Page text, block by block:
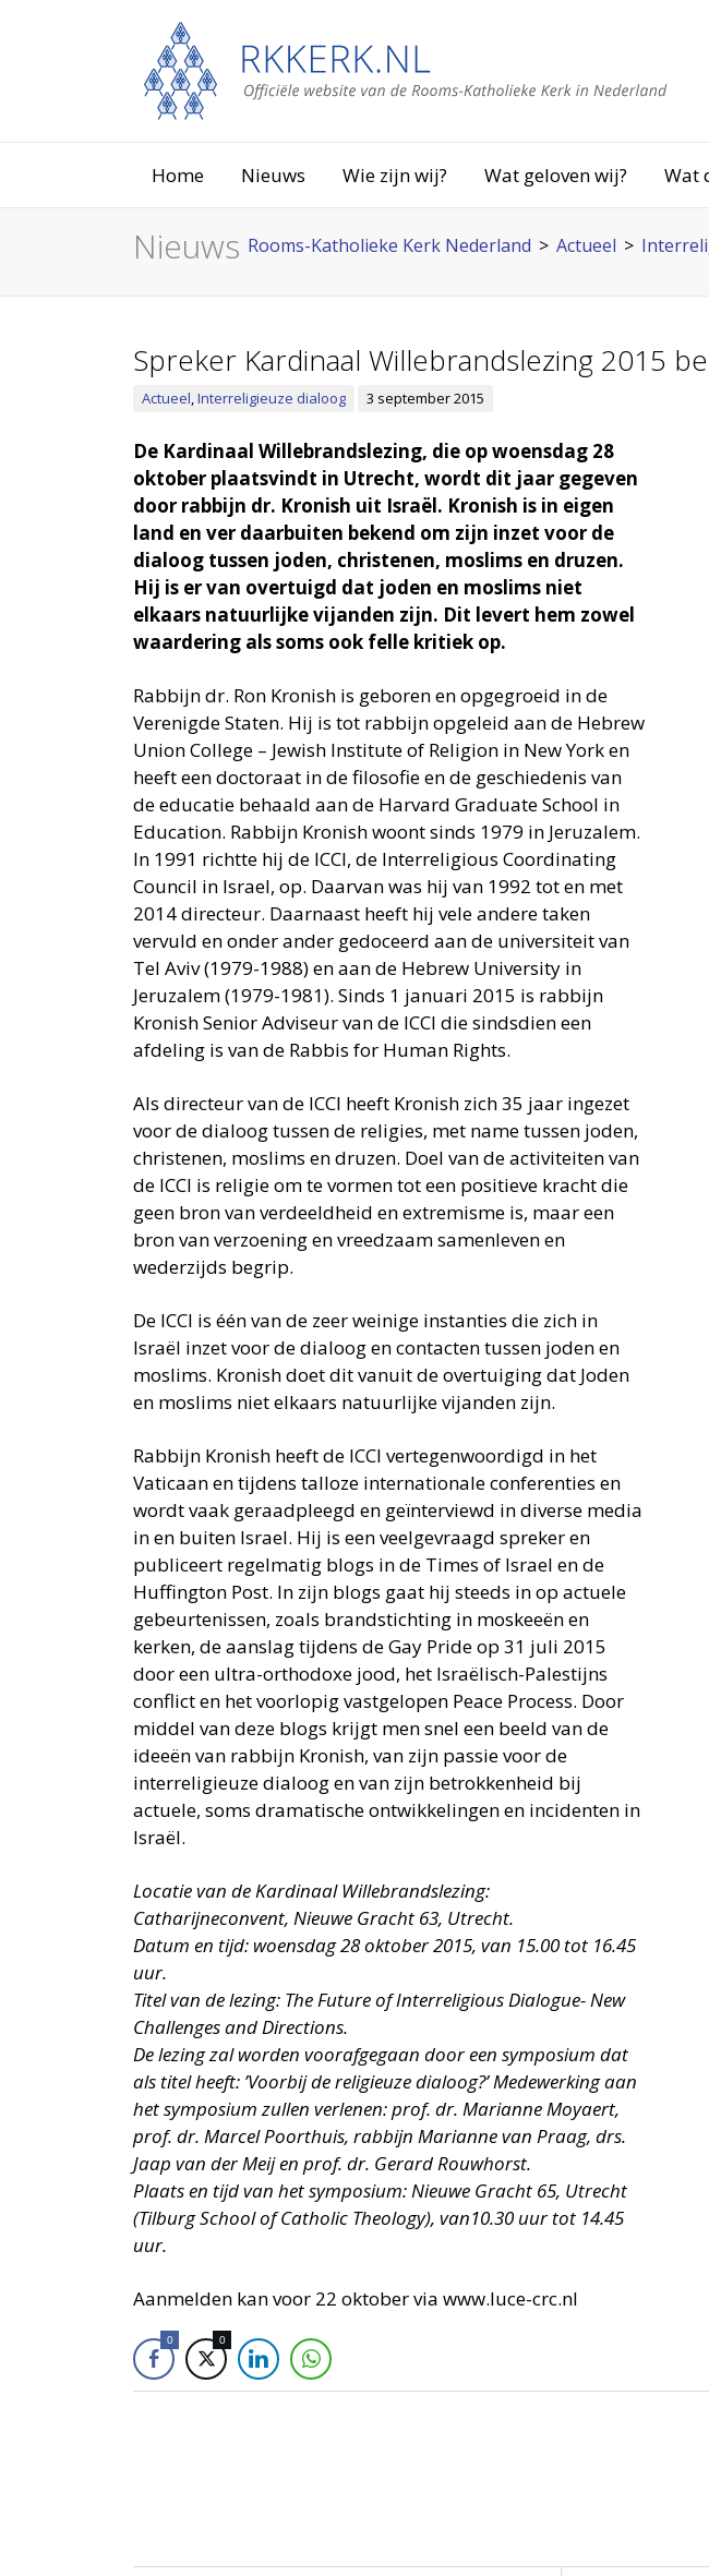
Home Nieuws Wie zijn wij? Wat geloven wij? Wat
Nieuws Rooms-Katholieke Kerk Nederland > Actueel >
Spreker Kardinaal Willebrandslezing 2015
Actueel,Interreligieuze dialoog 3 september 2015
De Kardinaal Willebrandslezing, die op woensdag 28
oktober plaatsvindt in Utrecht, wordt dit jaar gegeven
door rabbijn dr. Kronish uit Israël. Kronish is in eigen
land en ver daarbuiten bekend om zijn inzet voor de
dialoog tussen joden, christenen, moslims en druzen.
Hij is er van overtuigd dat joden en moslims niet
elkaars natuurlijke vijanden zijn. Dit levert hem zowel
waardering als soms ook felle kritiek op.
Rabbijn dr. Ron Kronish is geboren en opgegroeid in de
Verenigde Staten. Hij is tot rabbijn opgeleid aan de Hebrew
Union College – Jewish Institute of Religion in New York en
heeft een doctoraat in de filosofie en de geschiedenis van
de educatie behaald aan de Harvard Graduate School in
Education. Rabbijn Kronish woont sinds 1979 in Jeruzalem.
In 1991 richtte hij de ICCI, de Interreligious Coordinating
Council in Israel, op. Daarvan was hij van 1992 tot en met
2014 directeur. Daarnaast heeft hij vele andere taken
vervuld en onder ander gedoceerd aan de universiteit van
Tel Aviv (1979-1988) en aan de Hebrew University in
Jeruzalem (1979-1981). Sinds 1 januari 2015 is rabbijn
Kronish Senior Adviseur van de ICCI die sindsdien een
afdeling is van de Rabbis for Human Rights.
Als directeur van de ICCI heeft Kronish zich 35 jaar ingezet
voor de dialoog tussen de religies, met name tussen joden,
christenen, moslims en druzen. Doel van de activiteiten van
de ICCI is religie om te vormen tot een positieve kracht die
geen bron van verdeeldheid en extremisme is, maar een
bron van verzoening en vreedzaam samenleven en
wederzijds begrip.
De ICCI is één van de zeer weinige instanties die zich in
Israël inzet voor de dialoog en contacten tussen joden en
moslims. Kronish doet dit vanuit de overtuiging dat Joden
en moslims niet elkaars natuurlijke vijanden zijn.
Rabbijn Kronish heeft de ICCI vertegenwoordigd in het
Vaticaan en tijdens talloze internationale conferenties en
wordt vaak geraadpleegd en geïnterviewd in diverse media
in en buiten Israel. Hij is een veelgevraagd spreker en
publiceert regelmatig blogs in de Times of Israel en de
Huffington Post. In zijn blogs gaat hij steeds in op actuele
gebeurtenissen, zoals brandstichting in moskeeën en
kerken, de aanslag tijdens de Gay Pride op 31 juli 2015
door een ultra-orthodoxe jood, het Israëlisch-Palestijns
conflict en het voorlopig vastgelopen Peace Process. Door
middel van deze blogs krijgt men snel een beeld van de
ideeën van rabbijn Kronish, van zijn passie voor de
interreligieuze dialoog en van zijn betrokkenheid bij
actuele, soms dramatische ontwikkelingen en incidenten in
Israël.
Locatie van de Kardinaal Willebrandslezing:
Catharijneconvent, Nieuwe Gracht 63, Utrecht.
Datum en tijd: woensdag 28 oktober 2015, van 15.00 tot 16.45
uur.
Titel van de lezing: The Future of Interreligious Dialogue- New
Challenges and Directions.
De lezing zal worden voorafgegaan door een symposium dat
als titel heeft: ’Voorbij de religieuze dialoog?’ Medewerking aan
het symposium zullen verlenen: prof. dr. Marianne Moyaert,
prof. dr. Marcel Poorthuis, rabbijn Marianne van Praag, drs.
Jaap van der Meij en prof. dr. Gerard Rouwhorst.
Plaats en tijd van het symposium: Nieuwe Gracht 65, Utrecht
(Tilburg School of Catholic Theology), van10.30 uur tot 14.45
uur.
Aanmelden kan voor 22 oktober via www.luce-crc.nl
0 0